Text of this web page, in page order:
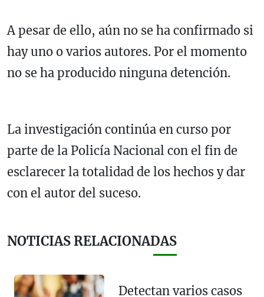
A pesar de ello, aún no se ha confirmado si
hay uno o varios autores. Por el momento
no se ha producido ninguna detención.
La investigación continúa en curso por
parte de la Policía Nacional con el fin de
esclarecer la totalidad de los hechos y dar
con el autor del suceso.
NOTICIAS RELACIONADAS
Detectan varios casos